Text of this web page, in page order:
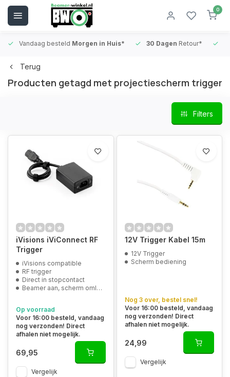
0
Vandaag besteld Morgen in Huis* 30 Dagen Retour*
Terug
Producten getagd met projectiescherm trigger
Filters
iVisions iViConnect RF
Trigger
iVisions compatible
RF trigger
Direct in stopcontact
Beamer aan, scherm omlaag
Op voorraad
Voor 16:00 besteld, vandaag
nog verzonden! Direct
afhalen niet mogelijk.
69,95
Vergelijk
12V Trigger Kabel 15m
12V Trigger
Scherm bediening
Nog 3 over, bestel snel!
Voor 16:00 besteld, vandaag
nog verzonden! Direct
afhalen niet mogelijk.
24,99
Vergelijk